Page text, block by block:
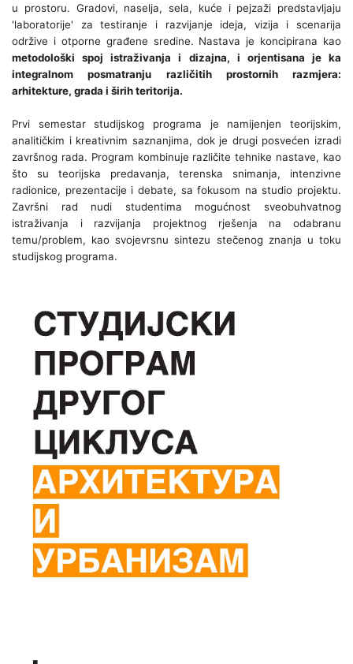
u prostoru. Gradovi, naselja, sela, kuće i pejzaži predstavljaju
'laboratorije' za testiranje i razvijanje ideja, vizija i scenarija
održive i otporne građene sredine. Nastava je koncipirana kao
metodološki spoj istraživanja i dizajna, i orjentisana je ka
integralnom posmatranju različitih prostornih razmjera:
arhitekture, grada i širih teritorija.
Prvi semestar studijskog programa je namijenjen teorijskim,
analitičkim i kreativnim saznanjima, dok je drugi posvećen izradi
završnog rada. Program kombinuje različite tehnike nastave, kao
što su teorijska predavanja, terenska snimanja, intenzivne
radionice, prezentacije i debate, sa fokusom nastudio projektu.
Završni rad nudi studentima mogućnost sveobuhvatnog
istraživanja i razvijanja projektnog rješenja na odabranu
temu/problem, kao svojevrsnu sintezu stečenog znanja u toku
studijskog programa.